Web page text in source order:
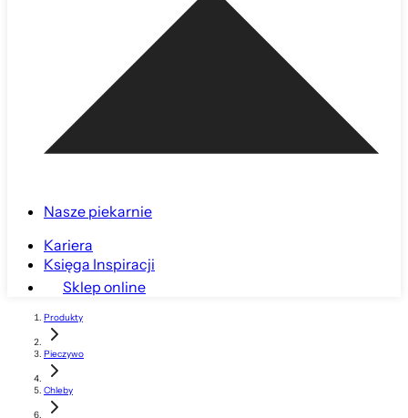
Nasze piekarnie
Kariera
Księga Inspiracji
Sklep online
Produkty
Pieczywo
Chleby